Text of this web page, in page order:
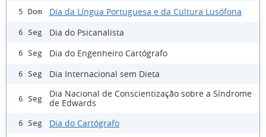
5 Dom Dia da Língua Portuguesa e da Cultura Lusófona
6 Seg Dia do Psicanalista
6 Seg Dia do Engenheiro Cartógrafo
6 Seg Dia Internacional sem Dieta
6 Seg
Dia Nacional de Conscientização sobre a Síndrome
de Edwards
6 Seg Dia do Cartógrafo